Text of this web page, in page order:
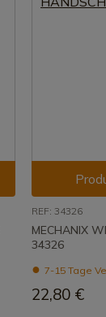
REF: 34326
MECHANIX
34326
7-15 Tage
22,80 €